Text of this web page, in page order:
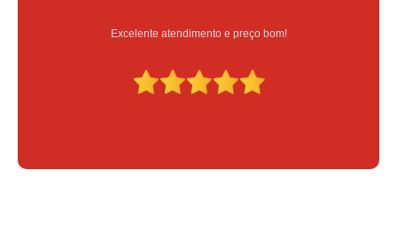
Excelente atendimento e preço bom!